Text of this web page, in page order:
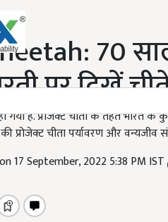
70
पर दिखें
है. प्रोजेक्ट चीता के तहत भारत के
प्रोजेक्ट चीता पर्यावरण और वन्यजीव
17 September, 2022 5:38 PM IST